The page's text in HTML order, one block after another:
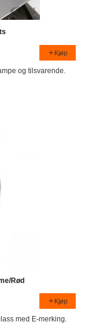
Kjøp
og tilsvarende.
Rød
Kjøp
med E-merking.